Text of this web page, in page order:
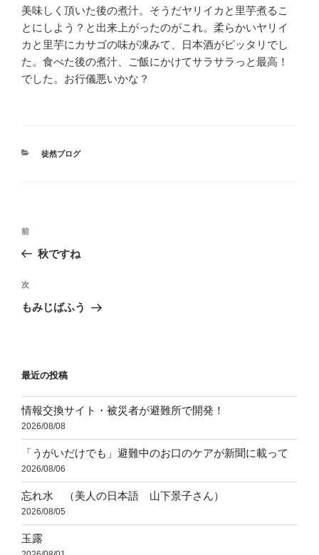
美味しく頂いた後の煮汁。そうだヤリイカと里芋煮るこ
とにしよう？と出来上がったのがこれ。柔らかいヤリイ
カと里芋にカサゴの味が凍みて、日本酒がピッタリでし
た。食べた後の煮汁、ご飯にかけてサラサラっと最高！
でした。お行儀悪いかな？
カ
徒然ブログ
投
ビ
ゲ
ン
前
の
稿
前
秋ですね
次
の
次
もみじばふう
最近の投稿
情報交換サイト・被災者が避難所で開発！
2026/08/08
「うがいだけでも」避難中のお口のケアが新聞に載って
2026/08/06
忘れ水 （美人の日本語 山下景子さん）
2026/08/05
玉露